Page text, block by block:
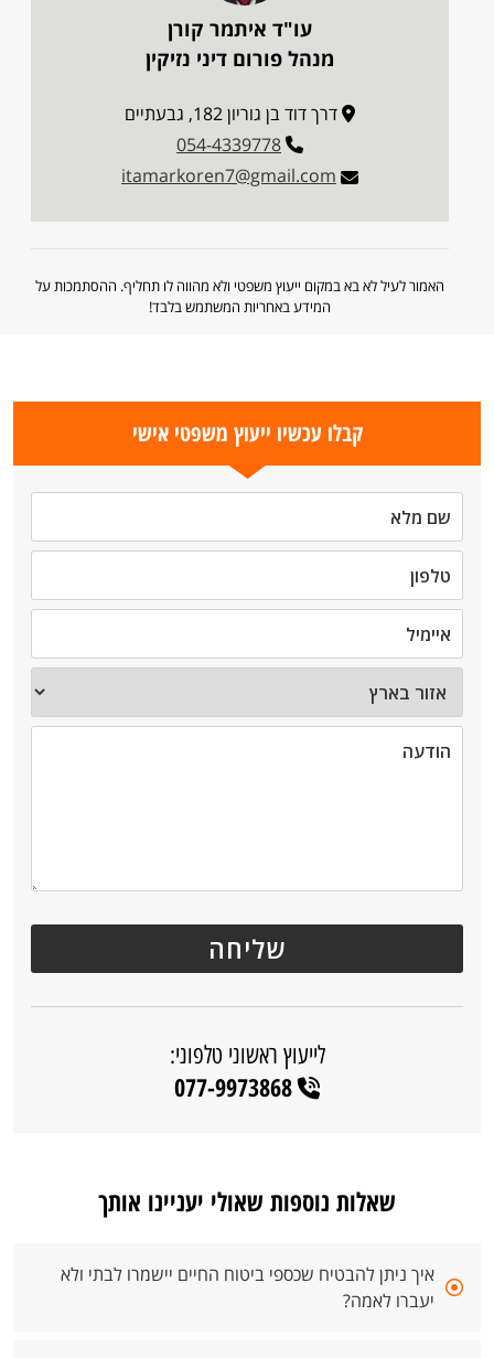
עו"ד איתמר קורן
מנהל פורום דיני נזיקין
דרך דוד בן גוריון 182, גבעתיים
054-4339778
itamarkoren7@gmail.com
האמור לעיל לא בא במקום ייעוץ משפטי ולא מהווה לו תחליף. ההסתמכות על
המידע באחריות המשתמש בלבד!
קבלו עכשיו ייעוץ משפטי אישי
לייעוץ ראשוני טלפוני:
077-9973868
שאלות נוספות שאולי יעניינו אותך
איך ניתן להבטיח שכספי ביטוח החיים יישמרו לבתי ולא
יעברו לאמה?